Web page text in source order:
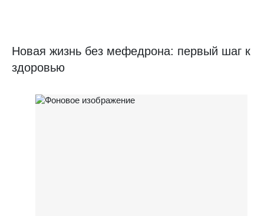
Новая жизнь без мефедрона: первый шаг к
здоровью